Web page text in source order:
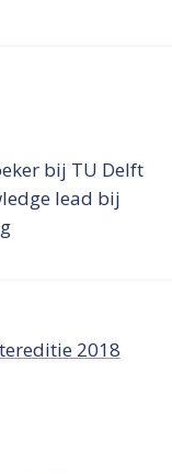
bij TU Delft
lead bij
2018